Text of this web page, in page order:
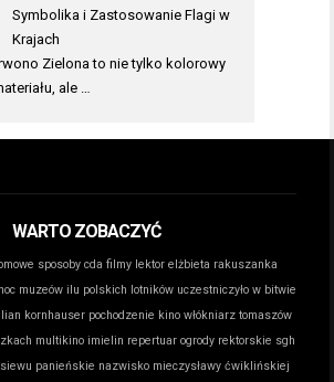
Symbolika i Zastosowanie Flagi w
Krajach
Zielona to nie tylko kolorowy
ale …
WARTO ZOBACZYĆ
sposoby cda filmy lektor elżbieta rakuszanka
muzeów ilu polskich lotników uczestniczyło w bitwie
kornhauser pochodzenie kino włókniarz tomaszów
multikino imielin repertuar ogrody rektorskie sgh
panieńskie nazwisko mieczysławy ćwiklińskiej